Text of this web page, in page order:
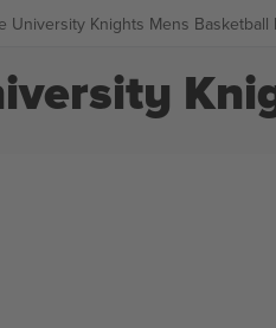
University Knights Mens Basketball